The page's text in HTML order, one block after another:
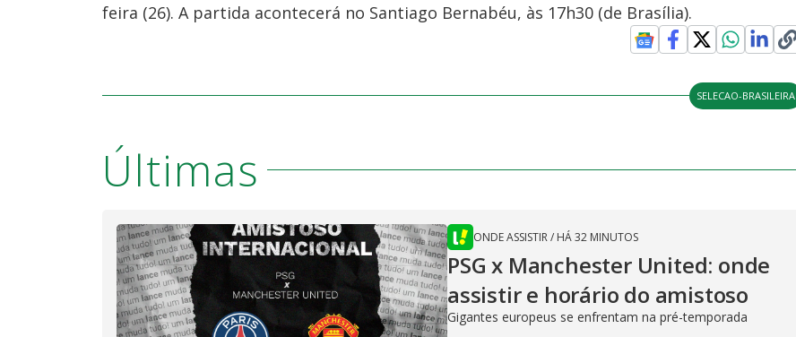
feira (26). A partida acontecerá no Santiago Bernabéu, às 17h30 (de Brasília).
SELECAO-BRASILEIRA
Últimas
ONDE ASSISTIR/ HÁ 32 MINUTOS
PSG x Manchester United: onde
assistir e horário do amistoso
Gigantes europeus se enfrentam na pré-temporada